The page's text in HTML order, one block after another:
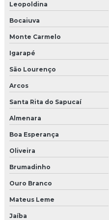
Molduras de isopor para
Molduras para janelas
Molduras para janelas e
Molduras para muros
Molduras para portas e
Onde comprar moldura de
Leopoldina
Bocaiuva
Monte Carmelo
Igarapé
São Lourenço
Arcos
Santa Rita do Sapucaí
Almenara
Boa Esperança
Oliveira
Brumadinho
Ouro Branco
Mateus Leme
Jaíba